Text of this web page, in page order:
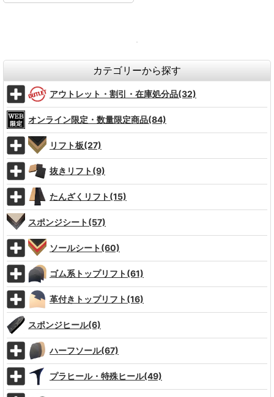
カテゴリーから探す
アウトレット・割引・在庫処分品(32)
オンライン限定・数量限定商品(84)
リフト板(27)
抜きリフト(9)
たんざくリフト(15)
スポンジシート(57)
ソールシート(60)
ゴム系トップリフト(61)
革付きトップリフト(16)
スポンジヒール(6)
ハーフソール(67)
プラヒール・特殊ヒール(49)